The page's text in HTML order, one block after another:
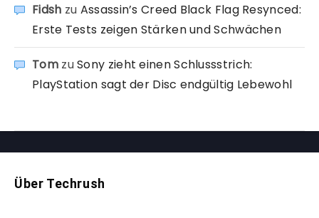
Fidsh zu Assassin’s Creed Black Flag Resynced:
Erste Tests zeigen Stärken und Schwächen
TomzuSony zieht einen Schlussstrich:
PlayStation sagt der Disc endgültig Lebewohl
Über Techrush